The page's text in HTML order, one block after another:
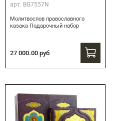
арт. BG7557N
Молитвослов православного
казака Подарочный набор
27 000.00 руб